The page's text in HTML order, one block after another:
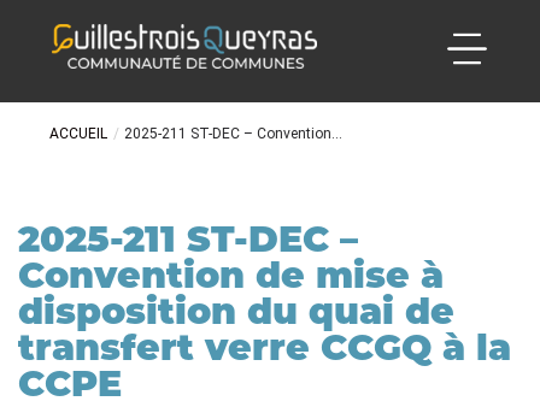
ACCUEIL / 2025-211 ST-DEC – Convention...
2025-211 ST-DEC –
Convention de mise à
disposition du quai de
transfert verre CCGQ à la
CCPE